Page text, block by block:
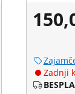
Zadnji